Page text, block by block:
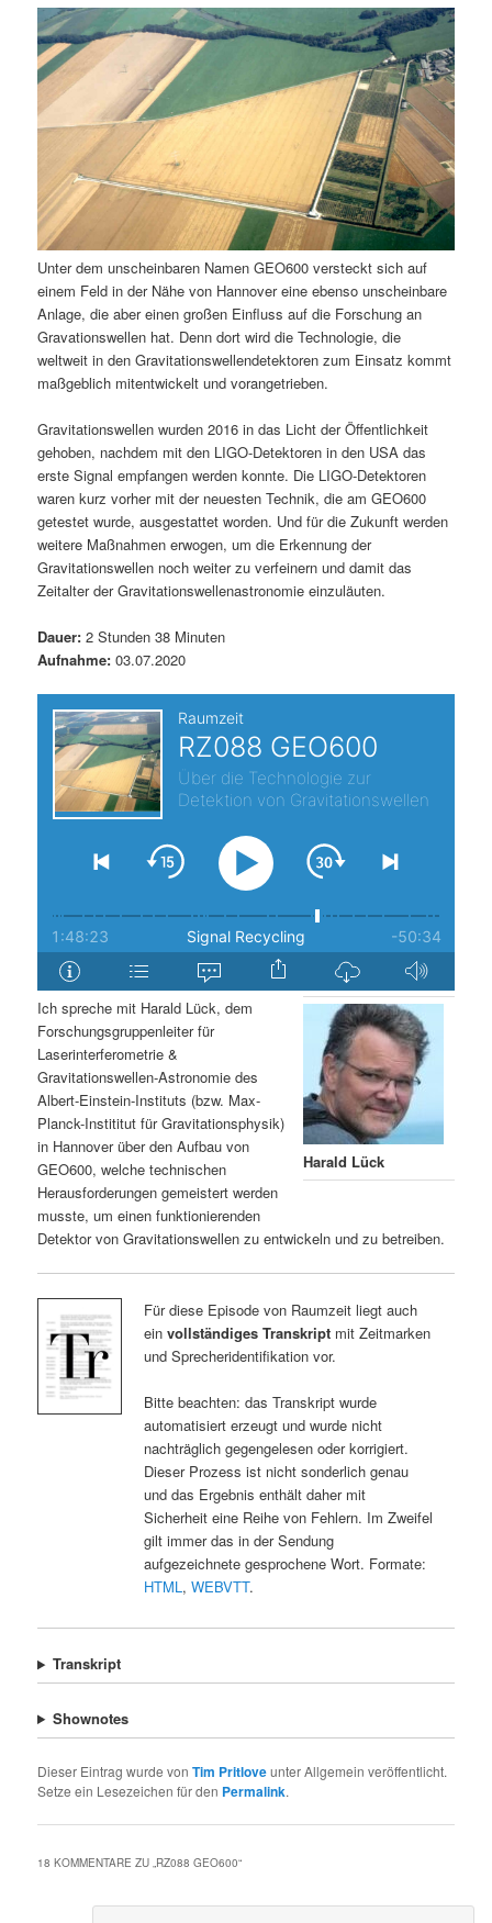
ä
r
n
I
n
h
a
l
t
s
p
i
n
g
e
n
d
r
e
n
I
n
h
a
l
t
p
r
i
n
n
n
a
v
i
a
n
Unter dem unscheinbaren Namen GEO600 versteckt sich auf
einem Feld in der Nähe von Hannover eine ebenso unscheinbare
Anlage, die aber einen großen Einfluss auf die Forschung an
Gravationswellen hat. Denn dort wird die Technologie, die
weltweit in den Gravitationswellendetektoren zum Einsatz kommt
maßgeblich mitentwickelt und vorangetrieben.
Gravitationswellen wurden 2016 in das Licht der Öffentlichkeit
gehoben, nachdem mit den LIGO-Detektoren in den USA das
erste Signal empfangen werden konnte. Die LIGO-Detektoren
waren kurz vorher mit der neuesten Technik, die am GEO600
getestet wurde, ausgestattet worden. Und für die Zukunft werden
weitere Maßnahmen erwogen, um die Erkennung der
Gravitationswellen noch weiter zu verfeinern und damit das
Zeitalter der Gravitationswellenastronomie einzuläuten.
Dauer: 2 Stunden 38 Minuten
Aufnahme: 03.07.2020
Harald Lück
Ich spreche mit Harald Lück, dem
Forschungsgruppenleiter für
Laserinterferometrie &
Gravitationswellen-Astronomie des
Albert-Einstein-Instituts (bzw. Max-
Planck-Instititut für Gravitationsphysik)
in Hannover über den Aufbau von
GEO600, welche technischen
Herausforderungen gemeistert werden
musste, um einen funktionierenden
Detektor von Gravitationswellen zu entwickeln und zu betreiben.
Für diese Episode von Raumzeit liegt auch
ein vollständiges Transkriptmit Zeitmarken
und Sprecheridentifikation vor.
Bitte beachten: das Transkript wurde
automatisiert erzeugt und wurde nicht
nachträglich gegengelesen oder korrigiert.
Dieser Prozess ist nicht sonderlich genau
und das Ergebnis enthält daher mit
Sicherheit eine Reihe von Fehlern. Im Zweifel
gilt immer das in der Sendung
aufgezeichnete gesprochene Wort. Formate:
HTML , WEBVTT.
Transkript
Shownotes
Dieser Eintrag wurde vonTim Pritloveunter Allgemein veröffentlicht.
Setze ein Lesezeichen für den Permalink.
18 KOMMENTARE ZU „RZ088 GEO600“